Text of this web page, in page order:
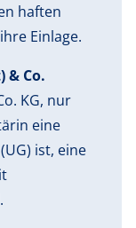
haften
Einlage.
& Co.
KG, nur
eine
ist, eine